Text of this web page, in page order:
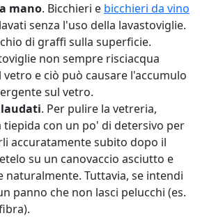
mano. Bicchieri e bicchieri da vino
senza l'uso della lavastoviglie.
di graffi sulla superficie.
non sempre risciacqua
vetro e ciò può causare l'accumulo
sul vetro.
. Per pulire la vetreria,
tiepida con un po' di detersivo per
accuratamente subito dopo il
su un canovaccio asciutto e
naturalmente. Tuttavia, se intendi
panno che non lasci pelucchi (es.